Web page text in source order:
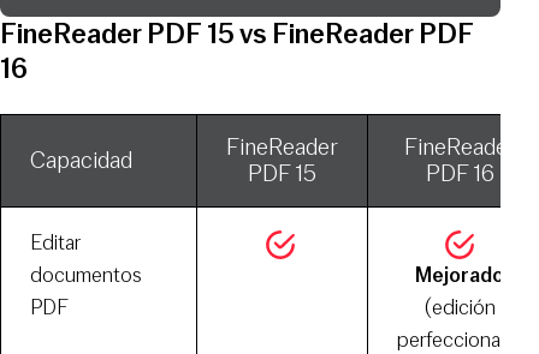
FineReader PDF 15 vs FineReader PDF
16
Capacidad
FineReader
PDF 15
FineReader
PDF 16
Editar
documentos
PDF
Mejorado
(edición
perfeccionada